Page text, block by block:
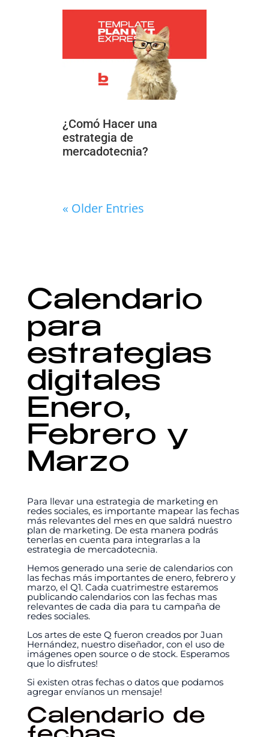
¿Comó Hacer una
estrategia de
mercadotecnia?
« Older Entries
Calendario
para
estrategias
digitales
Enero,
Febrero y
Marzo
Para llevar una estrategia de marketing en
redes sociales, es importante mapear las fechas
más relevantes del mes en que saldrá nuestro
plan de marketing. De esta manera podrás
tenerlas en cuenta para integrarlas a la
estrategia de mercadotecnia.
Hemos generado una serie de calendarios con
las fechas más importantes de enero, febrero y
marzo, el Q1. Cada cuatrimestre estaremos
publicando calendarios con las fechas mas
relevantes de cada dia para tu campaña de
redes sociales.
Los artes de este Q fueron creados por Juan
Hernández, nuestro diseñador, con el uso de
imágenes open source o de stock. Esperamos
que lo disfrutes!
Si existen otras fechas o datos que podamos
agregar envíanos un mensaje!
Calendario de